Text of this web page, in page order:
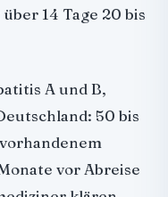
14 Tage 20 bis
A und B,
50 bis
vor Abreise